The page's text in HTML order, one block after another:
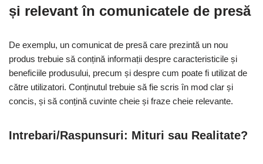
și relevant în comunicatele de presă
De exemplu, un comunicat de presă care prezintă un nou
produs trebuie să conțină informații despre caracteristicile și
beneficiile produsului, precum și despre cum poate fi utilizat de
către utilizatori. Conținutul trebuie să fie scris în mod clar și
concis, și să conțină cuvinte cheie și fraze cheie relevante.
Intrebari/Raspunsuri: Mituri sau Realitate?